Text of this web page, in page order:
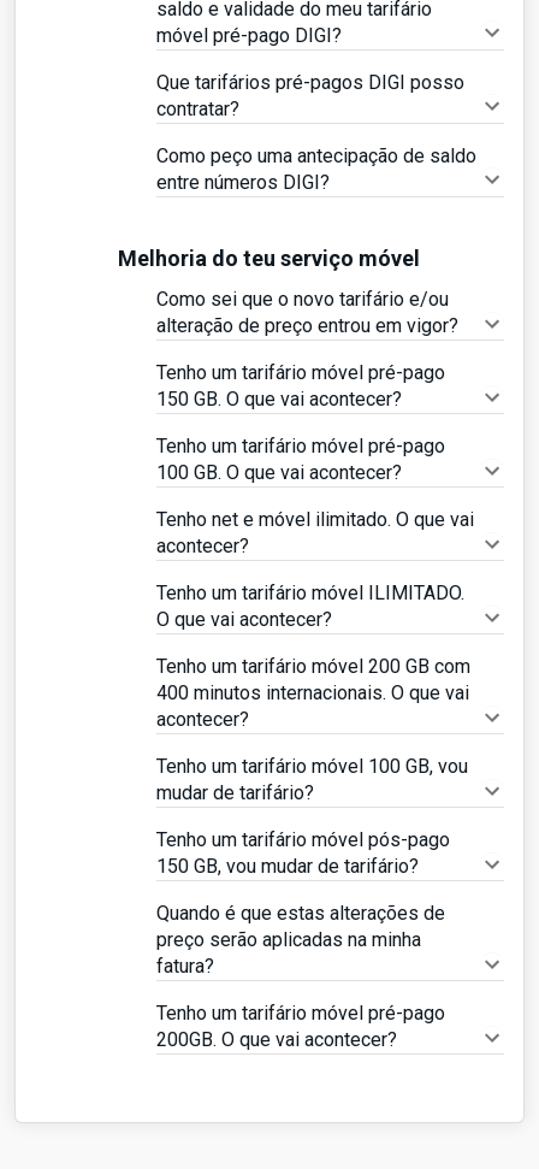
saldo e validade do meu tarifário
móvel pré-pago DIGI?
Que tarifários pré-pagos DIGI posso
contratar?
Como peço uma antecipação de saldo
entre números DIGI?
Melhoria do teu serviço móvel
Como sei que o novo tarifário e/ou
alteração de preço entrou em vigor?
Tenho um tarifário móvel pré-pago
150 GB. O que vai acontecer?
Tenho um tarifário móvel pré-pago
100 GB. O que vai acontecer?
Tenho net e móvel ilimitado. O que vai
acontecer?
Tenho um tarifário móvel ILIMITADO.
O que vai acontecer?
Tenho um tarifário móvel 200 GB com
400 minutos internacionais. O que vai
acontecer?
Tenho um tarifário móvel 100 GB, vou
mudar de tarifário?
Tenho um tarifário móvel pós-pago
150 GB, vou mudar de tarifário?
Quando é que estas alterações de
preço serão aplicadas na minha
fatura?
Tenho um tarifário móvel pré-pago
200GB. O que vai acontecer?